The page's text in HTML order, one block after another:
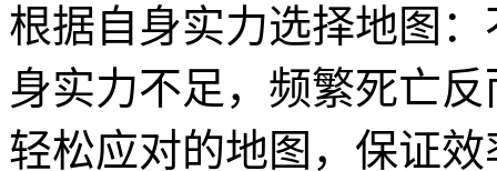
根据自身实力选择地图
身实力不足，频繁死亡
轻松应对的地图，保证效